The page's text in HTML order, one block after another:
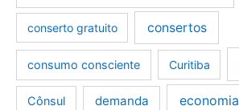
conserto gratuito consertos
consumo consciente Curitiba
Cônsul demanda economia